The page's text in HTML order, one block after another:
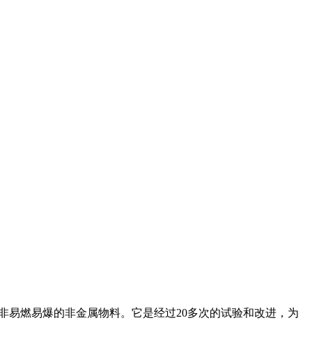
燃易爆的非金属物料。它是经过20多次的试验和改进，为